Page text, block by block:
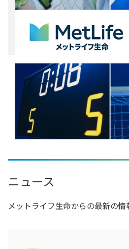
ニュース
メットライフ生命からの最新の情